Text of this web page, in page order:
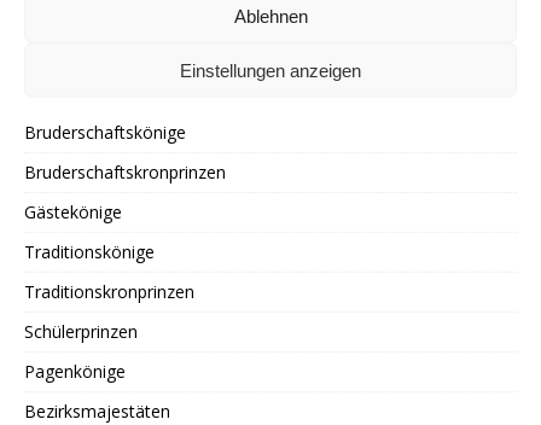
Ablehnen
Einstellungen anzeigen
Bruderschaftskönige
Bruderschaftskronprinzen
Gästekönige
Traditionskönige
Traditionskronprinzen
Schülerprinzen
Pagenkönige
Bezirksmajestäten